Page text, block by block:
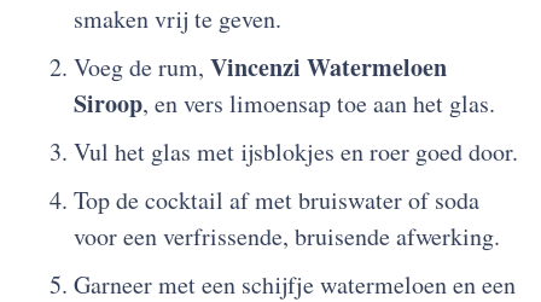
smaken vrij te geven.
Voeg de rum,Vincenzi Watermeloen
Siroop, en vers limoensap toe aan het glas.
Vul het glas met ijsblokjes en roer goed door.
Top de cocktail af met bruiswater of soda
voor een verfrissende, bruisende afwerking.
Garneer met een schijfje watermeloen en een